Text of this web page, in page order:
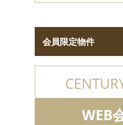
会員限定物件
WEB